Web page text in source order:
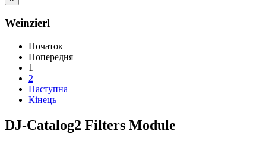
Weinzierl
Початок
Попередня
1
2
Наступна
Кінець
DJ-Catalog2 Filters Module